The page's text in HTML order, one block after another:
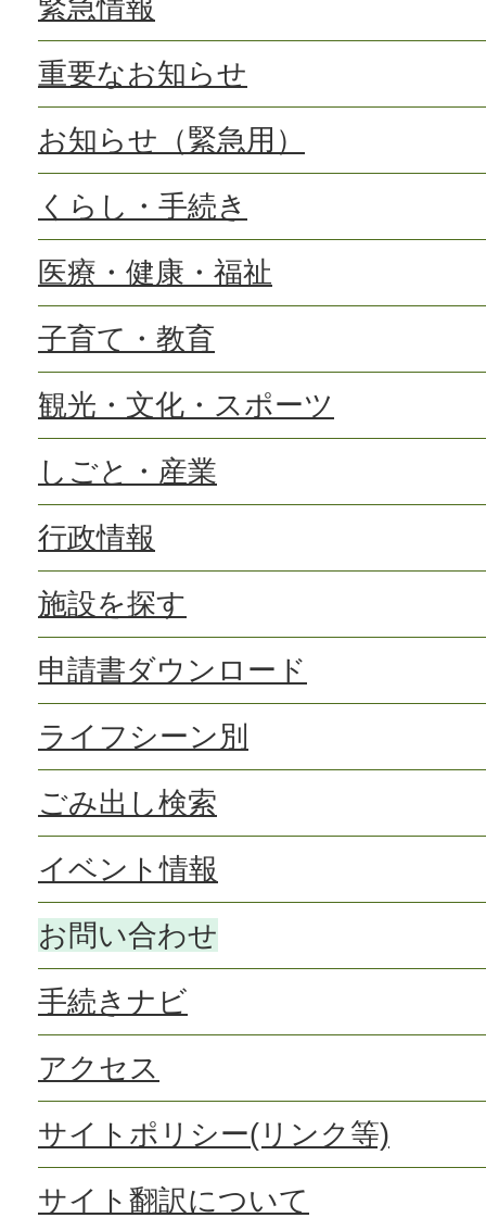
緊急情報
重要なお知らせ
お知らせ（緊急用）
くらし・手続き
医療・健康・福祉
子育て・教育
観光・文化・スポーツ
しごと・産業
行政情報
施設を探す
申請書ダウンロード
ライフシーン別
ごみ出し検索
イベント情報
お問い合わせ
手続きナビ
アクセス
サイトポリシー(リンク等)
サイト翻訳について